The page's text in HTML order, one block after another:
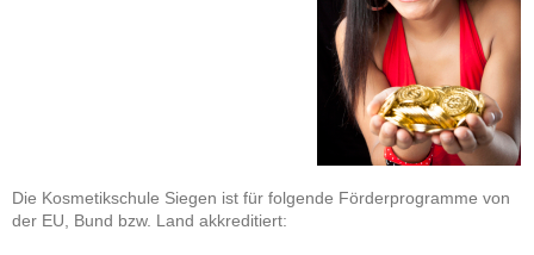
Die Kosmetikschule Siegen ist für folgende Förderprogramme von
der EU, Bund bzw. Land akkreditiert: